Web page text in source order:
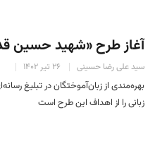
آغاز طرح «شهید حسین
سید علی رضا حسینی ۲۶ تیر ۱۴۰۲
بهره‌مندی از زبان‌آموختگان در تبلیغ
زبانی را از اهداف این طرح است